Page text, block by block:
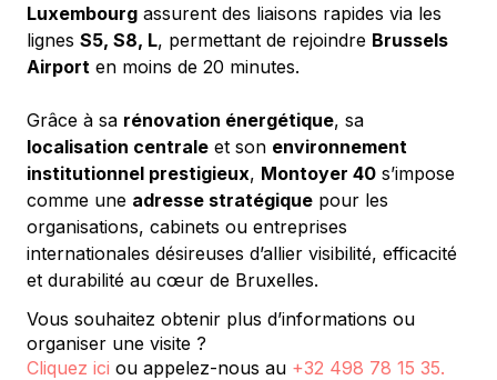
Luxembourg assurent des liaisons rapides via les
lignes S5, S8, L, permettant de rejoindre Brussels
Airport en moins de 20 minutes.
Grâce à sa rénovation énergétique, sa
localisation centrale et son environnement
institutionnel prestigieux, Montoyer 40 s’impose
comme une adresse stratégique pour les
organisations, cabinets ou entreprises
internationales désireuses d’allier visibilité, efficacité
et durabilité au cœur de Bruxelles.
Vous souhaitez obtenir plus d’informations ou
organiser une visite ?
Cliquez ici ou appelez-nous au +32 498 78 15 35.